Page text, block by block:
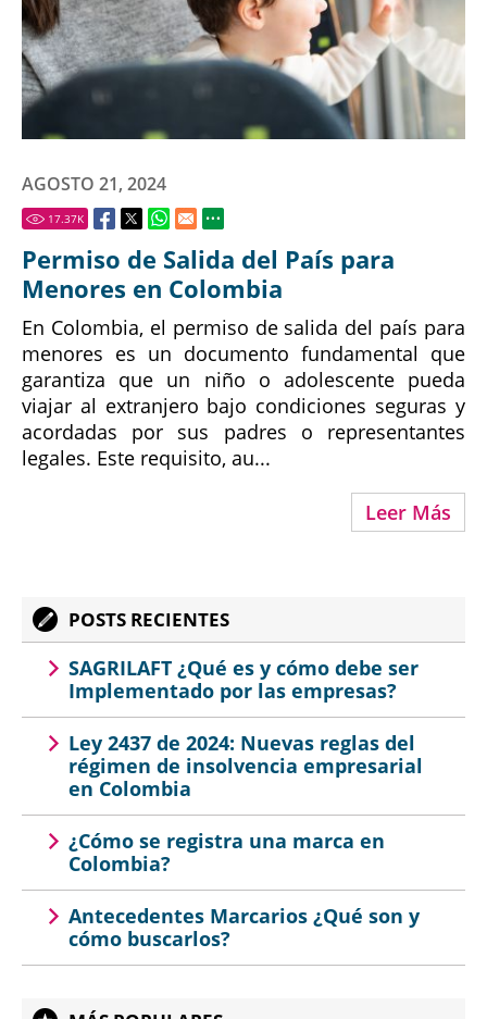
AGOSTO 21, 2024
17.37K
Permiso de Salida del País para
Menores en Colombia
En Colombia, el permiso de salida del país para
menores es un documento fundamental que
garantiza que un niño o adolescente pueda
viajar al extranjero bajo condiciones seguras y
acordadas por sus padres o representantes
legales. Este requisito, au...
Leer Más
POSTS RECIENTES
SAGRILAFT ¿Qué es y cómo debe ser
Implementado por las empresas?
Ley 2437 de 2024: Nuevas reglas del
régimen de insolvencia empresarial
en Colombia
¿Cómo se registra una marca en
Colombia?
Antecedentes Marcarios ¿Qué son y
cómo buscarlos?